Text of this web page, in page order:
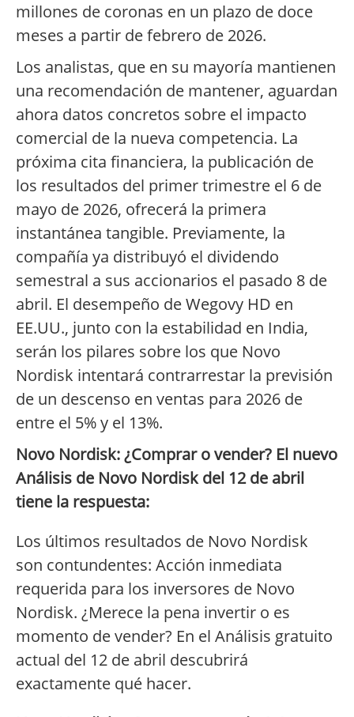
millones de coronas en un plazo de doce
meses a partir de febrero de 2026.
Los analistas, que en su mayoría mantienen
una recomendación de mantener, aguardan
ahora datos concretos sobre el impacto
comercial de la nueva competencia. La
próxima cita financiera, la publicación de
los resultados del primer trimestre el 6 de
mayo de 2026, ofrecerá la primera
instantánea tangible. Previamente, la
compañía ya distribuyó el dividendo
semestral a sus accionarios el pasado 8 de
abril. El desempeño de Wegovy HD en
EE.UU., junto con la estabilidad en India,
serán los pilares sobre los que Novo
Nordisk intentará contrarrestar la previsión
de un descenso en ventas para 2026 de
entre el 5% y el 13%.
Novo Nordisk: ¿Comprar o vender? El nuevo
Análisis de Novo Nordisk del 12 de abril
tiene la respuesta:
Los últimos resultados de Novo Nordisk
son contundentes: Acción inmediata
requerida para los inversores de Novo
Nordisk. ¿Merece la pena invertir o es
momento de vender? En el Análisis gratuito
actual del 12 de abril descubrirá
exactamente qué hacer.